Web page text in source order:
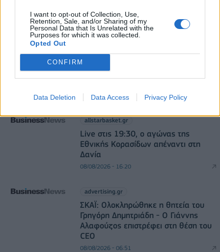
I want to opt-out of Collection, Use,
Retention, Sale, and/or Sharing of my
Personal Data that Is Unrelated with the
Purposes for which it was collected.
Opted Out
CONFIRM
Data Deletion Data Access Privacy Policy
DIRECTION BUSINESS NETWORK
«Ο Πάτρικ Μπέβερλι βρίσκεται σε
διαπραγματεύσεις με την
08/08/2026 - 17:16
allstarbasket.gr
Live στις 19:30, ο αγώνας της
Εθνικής Κορασίδων απέναντι στη
Δανία
08/08/2026 - 16:20
advertising.gr
ΣΚΑΪ: Ολοκληρώθηκε η θητεία του
Γρηγόρη Δημητριάδη - Ο Γιάννης
Αλαφούζος επιστρέφει στη θέση του
CEO
08/08/2026 - 06:51